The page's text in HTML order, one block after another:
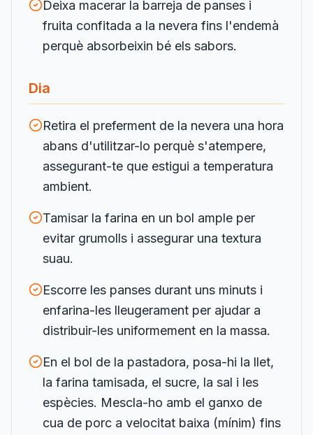
Deixa macerar la barreja de panses i
fruita confitada a la nevera fins l'endemà
perquè absorbeixin bé els sabors.
Dia
Retira el preferment de la nevera una hora
abans d'utilitzar-lo perquè s'atempere,
assegurant-te que estigui a temperatura
ambient.
Tamisar la farina en un bol ample per
evitar grumolls i assegurar una textura
suau.
Escorre les panses durant uns minuts i
enfarina-les lleugerament per ajudar a
distribuir-les uniformement en la massa.
En el bol de la pastadora, posa-hi la llet,
la farina tamisada, el sucre, la sal i les
espècies. Mescla-ho amb el ganxo de
cua de porc a velocitat baixa (mínim) fins